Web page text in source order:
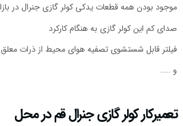
موجود بودن همه قطعات یدکی کولر گازی جنرال در
صدای کم این کولر گازی به هنگام کارکرد
فیلتر قابل شستشوی تصفیه هوای محیط از ذرات معلق
و …..
تعمیرکار کولر گازی جنرال قم در محل